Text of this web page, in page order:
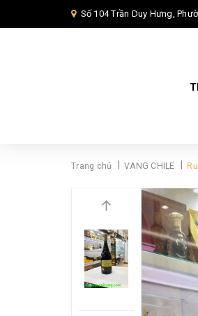
Số 104 Trần Duy Hưng, Phường Trung Hoà,
Trang chủ VANG CHILE